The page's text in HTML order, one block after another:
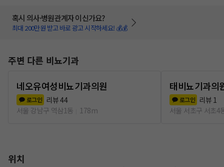
혹시 의사·병원관계자 이신가요?
최대 200만원 받고 바로 광고 시작하세요! 💰💰
주변 다른 비뇨기과
네오유여성비뇨기과의원
로그인 리뷰44
서울 강남구 역삼1동
178m
태비뇨기과의
로그인 리뷰 1
서울 서초구 서초4
위치